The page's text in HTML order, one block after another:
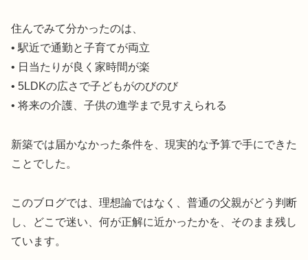
住んでみて分かったのは、
• 駅近で通勤と子育てが両立
• 日当たりが良く家時間が楽
• 5LDKの広さで子どもがのびのび
• 将来の介護、子供の進学まで見すえられる
新築では届かなかった条件を、現実的な予算で手にできた
ことでした。
このブログでは、理想論ではなく、普通の父親がどう判断
し、どこで迷い、何が正解に近かったかを、そのまま残し
ています。